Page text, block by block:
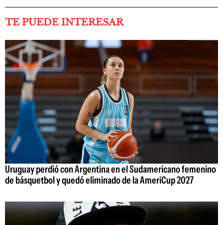
TE PUEDE INTERESAR
Uruguay perdió con Argentina en el Sudamericano femenino
de básquetbol y quedó eliminado de la AmeriCup 2027